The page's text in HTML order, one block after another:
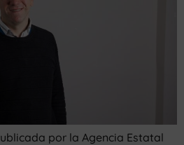
por la Agencia Estatal